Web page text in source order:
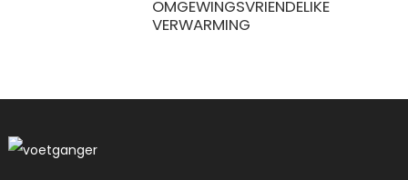
OMGEWINGSVRIENDELIKE
VERWARMING